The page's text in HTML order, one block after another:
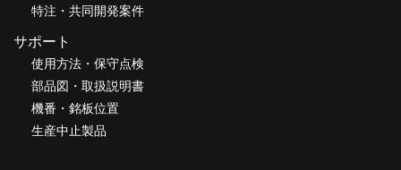
特注・共同開発案件
サポート
使用方法・保守点検
部品図・取扱説明書
機番・銘板位置
生産中止製品